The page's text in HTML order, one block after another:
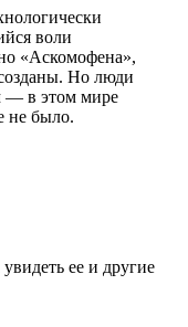
воли
«Аскомофена»,
Но люди
— в этом мире
не было.
ее и другие